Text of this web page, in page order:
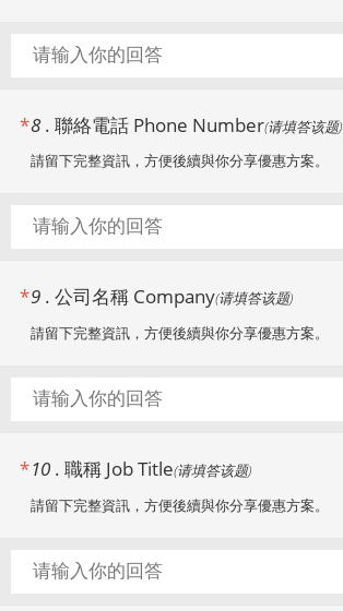
*8. 聯絡電話 Phone Number(请填答该题)
請留下完整資訊，方便後續與你分享優惠方案。
*9 . 公司名稱 Company(请填答该题)
請留下完整資訊，方便後續與你分享優惠方案。
*10 . 職稱 Job Title(请填答该题)
請留下完整資訊，方便後續與你分享優惠方案。